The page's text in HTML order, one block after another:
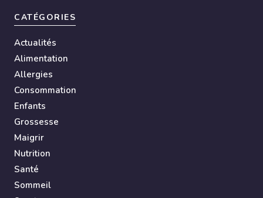
CATÉGORIES
Actualités
Alimentation
Allergies
Consommation
Enfants
Grossesse
Maigrir
Nutrition
Santé
Sommeil